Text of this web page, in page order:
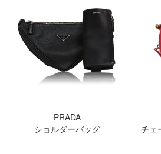
PRADA
ショルダーバッグ
チェ